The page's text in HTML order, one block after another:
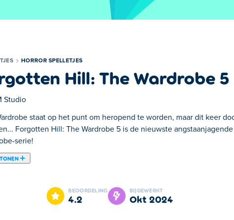
HORROR SPELLETJES
Hill: The Wardrobe 5
Studio
staat op het punt om heropend te worden, maar dit keer
Forgotten Hill: The Wardrobe 5 is de nieuwste
serie!
te worden, maar dit keer door iemand met een plan om het te
puzzels op te lossen die je pad proberen te blokkeren. Elke
het gevoel hebt vast te zitten. Kun je eindelijk de horror van de
BEOORDELING
4.2
BIJGEWERKT
okt 2024